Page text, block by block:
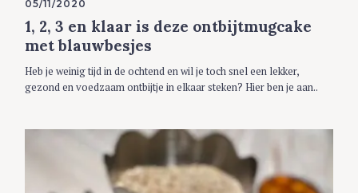
E
O
R
I
E
S
05/11/2020
1, 2, 3 en klaar is deze ontbijtmugcake
met blauwbesjes
Heb je weinig tijd in de ochtend en wil je toch snel een lekker,
gezond en voedzaam ontbijtje in elkaar steken? Hier ben je aan..